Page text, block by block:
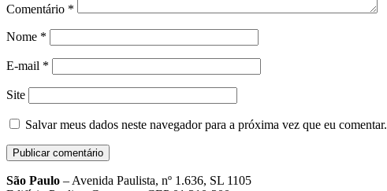
Comentário *
Nome *
E-mail *
Site
Salvar meus dados neste navegador para a próxima vez que eu comentar.
São Paulo – Avenida Paulista, nº 1.636, SL 1105